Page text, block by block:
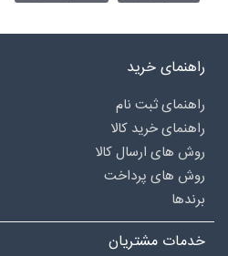
راهنمای خرید
راهنمای ثبت نام
راهنمای خرید کالا
روش های ارسال کالا
روش های پرداخت
برندها
خدمات مشتریان